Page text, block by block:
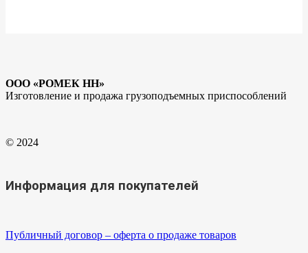
ООО «РОМЕК НН»
Изготовление и продажа грузоподъемных приспособлений
© 2024
Информация для покупателей
Публичный договор – оферта о продаже товаров